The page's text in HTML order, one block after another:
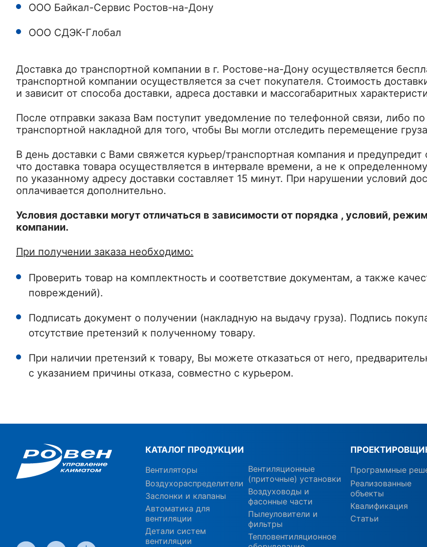
ООО Байкал-Сервис Ростов-на-Дону
ООО СДЭК-Глобал
Доставка до транспортной компании в г. Ростове-на-Дону осуществляется
транспортной компании осуществляется за счет покупателя. Стоимость
и зависит от способа доставки, адреса доставки и массогабаритных
После отправки заказа Вам поступит уведомление по телефонной связи, либо
транспортной накладной для того, чтобы Вы могли отследить перемещение
В день доставки с Вами свяжется курьер/транспортная компания и
что доставка товара осуществляется в интервале времени, а не к
по указанному адресу доставки составляет 15 минут. При нарушении условий
оплачивается дополнительно.
Условия доставки могут отличаться в зависимости от порядка , условий,
компании.
При получении заказа необходимо:
Проверить товар на комплектность и соответствие документам, а также
повреждений).
Подписать документ о получении (накладную на выдачу груза). Подпись
отсутствие претензий к полученному товару.
При наличии претензий к товару, Вы можете отказаться от него,
с указанием причины отказа, совместно с курьером.
КАТАЛОГ ПРОДУКЦИИ
Вентиляторы
Воздухораспределители
Заслонки и клапаны
Автоматика для
вентиляции
Детали систем
вентиляции
Вентиляционные
(приточные) установки
Воздуховоды и
фасонные части
Пылеуловители и
фильтры
Тепловентиляционное
Программные
Реализованные
объекты
Квалификация
Статьи